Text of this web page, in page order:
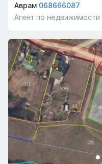
Аврам 068666087
Агент по недвижимости